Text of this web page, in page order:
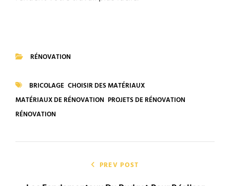
RÉNOVATION
TAGS
BRICOLAGE CHOISIR DES MATÉRIAUX
MATÉRIAUX DE RÉNOVATION PROJETS DE RÉNOVATION
RÉNOVATION
PREV POST